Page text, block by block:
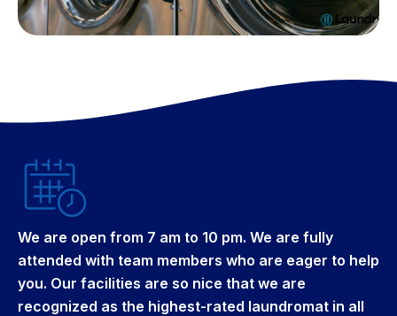
We are open from 7 am to 10 pm. We are fully
attended with team members who are eager to help
you. Our facilities are so nice that we are
recognized as the highest-rated laundromat in all